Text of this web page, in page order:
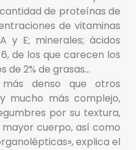
de proteínas de
de vitaminas
y E; minerales; ácidos
de los que carecen los
de 2% de grasas…
denso que otros
mucho más complejo,
por su textura,
cuerpo, así como
explica el